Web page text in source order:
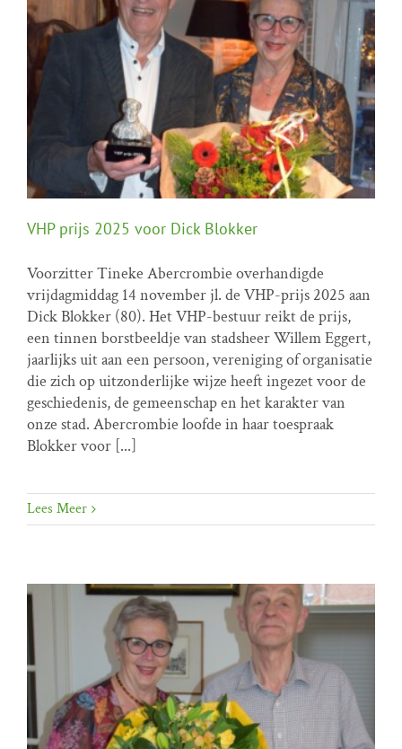
VHP prijs 2025 voor Dick Blokker
Nieuws VHP prijs
VHP prijs 2025 voor Dick Blokker
Voorzitter Tineke Abercrombie overhandigde
vrijdagmiddag 14 november jl. de VHP-prijs 2025 aan
Dick Blokker (80). Het VHP-bestuur reikt de prijs,
een tinnen borstbeeldje van stadsheer Willem Eggert,
jaarlijks uit aan een persoon, vereniging of organisatie
die zich op uitzonderlijke wijze heeft ingezet voor de
geschiedenis, de gemeenschap en het karakter van
onze stad. Abercrombie loofde in haar toespraak
Blokker voor [...]
Lees Meer